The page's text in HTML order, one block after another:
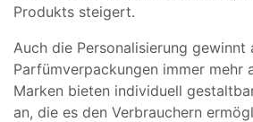
Produkts steigert.
Auch die Personalisierung
Parfümverpackungen immer mehr
Marken bieten individuell
an, die es den Verbrauchern